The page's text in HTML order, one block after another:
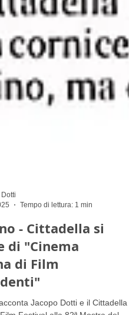
Tempo di lettura: 1 min
- Cittadella si
di "Cinema
di Film